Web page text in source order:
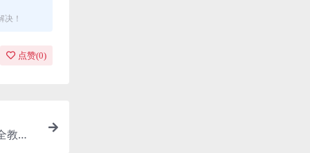
！
点赞(0)
教